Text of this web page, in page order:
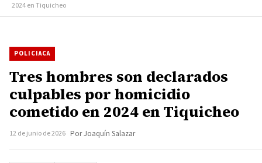
2024 en Tiquicheo
POLICIACA
Tres hombres son declarados
culpables por homicidio
cometido en 2024 en Tiquicheo
12 de junio de 2026 Por Joaquín Salazar